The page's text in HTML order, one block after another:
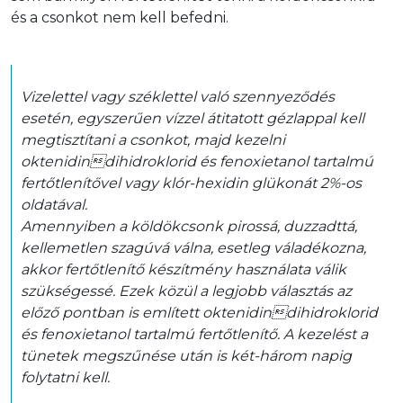
és a csonkot nem kell befedni.
Vizelettel vagy széklettel való szennyeződés
esetén, egyszerűen vízzel átitatott gézlappal kell
megtisztítani a csonkot, majd kezelni
oktenidindihidroklorid és fenoxietanol tartalmú
fertőtlenítővel vagy klór-hexidin glükonát 2%-os
oldatával.
Amennyiben a köldökcsonk pirossá, duzzadttá,
kellemetlen szagúvá válna, esetleg váladékozna,
akkor fertőtlenítő készítmény használata válik
szükségessé. Ezek közül a legjobb választás az
előző pontban is említett oktenidindihidroklorid
és fenoxietanol tartalmú fertőtlenítő. A kezelést a
tünetek megszűnése után is két-három napig
folytatni kell.